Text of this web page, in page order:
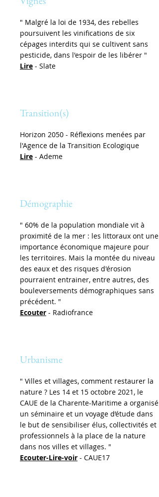
" Malgré la loi de 1934, des rebelles
poursuivent les vinifications de six
cépages interdits qui se cultivent sans
pesticide, dans l'espoir de les libérer "
Lire - Slate
Transition(s)
Horizon 2050 - Réflexions menées par
l'Agence de la Transition Ecologique
Lire - Ademe
Démographie
" 60% de la population mondiale vit à
proximité de la mer : les littoraux ont une
importance économique majeure pour
les territoires. Mais la montée du niveau
des eaux et des risques d'érosion
pourraient entrainer, entre autres, des
bouleversements démographiques sans
précédent. "
Ecouter - Radiofrance
Urbanisme
" Villes et villages, comment restaurer la
nature ? Les 14 et 15 octobre 2021, le
CAUE de la Charente-Maritime a organisé
un séminaire et un voyage d’étude dans
le but de sensibiliser élus, collectivités et
professionnels à la place de la nature
dans nos villes et villages. "
Ecouter-Lire-voir - CAUE17